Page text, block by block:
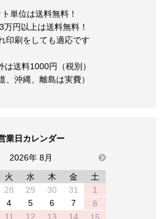
ト単位は送料無料！
万円以上は送料無料！
印刷をしても適応です
は送料1000円（税別）
、沖縄、離島は実費）
業日カレンダー
2026年 8月
next
火 水 木 金
土
28 29 30 31
1
4 5 6 7
8
11 12 13 14 15